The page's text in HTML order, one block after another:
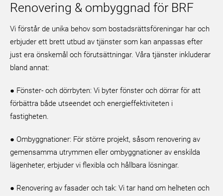
Renovering & ombyggnad för BRF
Vi förstår de unika behov som bostadsrättsföreningar har och
erbjuder ett brett utbud av tjänster som kan anpassas efter
just era önskemål och förutsättningar. Våra tjänster inkluderar
bland annat:
● Fönster- och dörrbyten: Vi byter fönster och dörrar för att
förbättra både utseendet och energieffektiviteten i
fastigheten.
● Ombyggnationer: För större projekt, såsom renovering av
gemensamma utrymmen eller ombyggnationer av enskilda
lägenheter, erbjuder vi flexibla och hållbara lösningar.
● Renovering av fasader och tak: Vi tar hand om helheten och